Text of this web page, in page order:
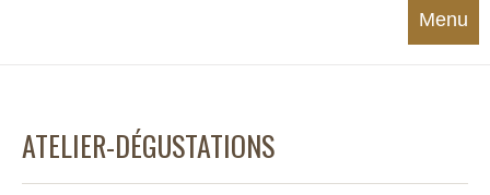
Menu
ATELIER-DÉGUSTATIONS